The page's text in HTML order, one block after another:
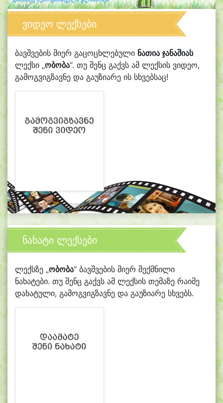
ვიდეო ლექსები
ბავშვების მიერ გაცოცხლებული ნათია ჯანაშიას
ლექსი „ობობა“. თუ შენც გაქვს ამ ლექსის ვიდეო,
გამოგვიგზავნე და გაუზიარე ის სხვებსაც!
ნახატი ლექსები
ლექსზე „ობობა“ ბავშვების მიერ შექმნილი
ნახატები. თუ შენც გაქვს ამ ლექსის თემაზე რაიმე
დახატული, გამოგვიგზავნე და გაუზიარე სხვებს.